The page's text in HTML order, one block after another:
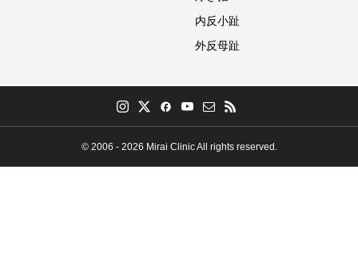
内反小趾
外反母趾
© 2006 - 2026 Mirai Clinic All rights reserved.